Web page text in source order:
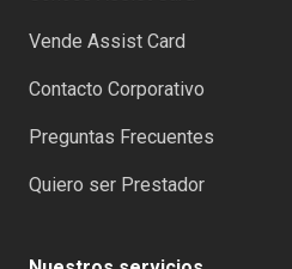
Vende Assist Card
Contacto Corporativo
Preguntas Frecuentes
Quiero ser Prestador